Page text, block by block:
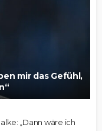
mir das Gefühl,
„Dann wäre ich